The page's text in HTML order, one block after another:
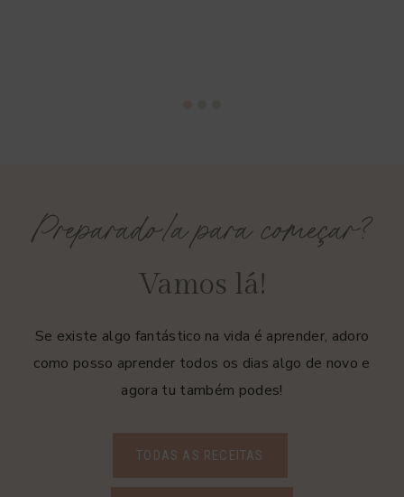
Preparado/a para começar?
Vamos lá!
Se existe algo fantástico na vida é aprender, adoro
como posso aprender todos os dias algo de novo e
agora tu também podes!
TODAS AS RECEITAS